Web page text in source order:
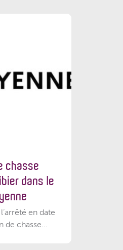
chasse
dans le
en date
de chasse...